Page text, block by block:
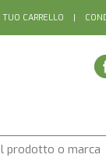
TUO CARRELLO |